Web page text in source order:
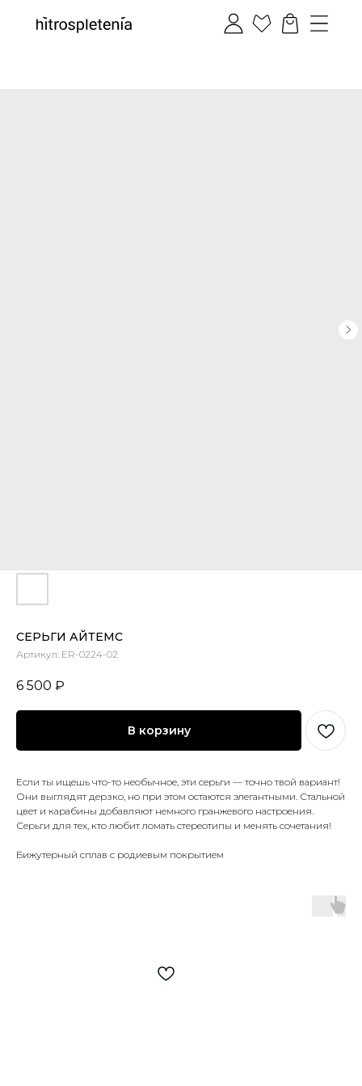
СЕРЬГИ АЙТЕМС
Артикул: ER-0224-02
6 500 ₽
В корзину
Если ты ищешь что-то необычное, эти серьги — точно твой вариант!
Они выглядят дерзко, но при этом остаются элегантными. Стальной
цвет и карабины добавляют немного гранжевого настроения.
Серьги для тех, кто любит ломать стереотипы и менять сочетания!
Бижутерный сплав с родиевым покрытием